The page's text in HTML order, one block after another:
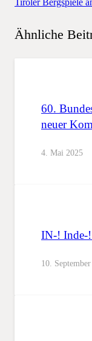
Ähnliche
60.
neuer
4. Mai 2025
IN-! Inde-!
10.